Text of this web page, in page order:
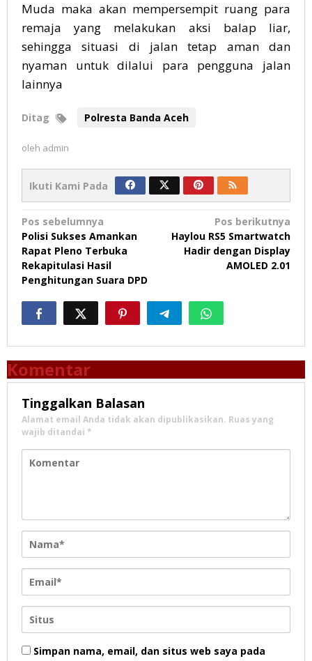
Muda maka akan mempersempit ruang para
remaja yang melakukan aksi balap liar,
sehingga situasi di jalan tetap aman dan
nyaman untuk dilalui para pengguna jalan
lainnya
Ditag Polresta Banda Aceh
oleh admin
Ikuti Kami Pada
Navigasi
pos
Pos sebelumnya
Polisi Sukses Amankan
Rapat Pleno Terbuka
Rekapitulasi Hasil
Penghitungan Suara DPD
Pos berikutnya
Haylou RS5 Smartwatch
Hadir dengan Display
AMOLED 2.01
Komentar
Tinggalkan Balasan
Alamat email Anda tidak akan dipublikasikan. Ruas yang
wajib ditandai *
Simpan nama, email, dan situs web saya pada